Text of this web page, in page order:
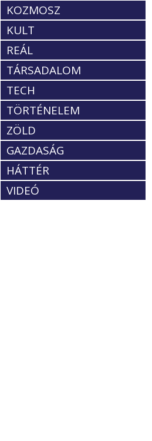
KOZMOSZ
KULT
REÁL
TÁRSADALOM
TECH
TÖRTÉNELEM
ZÖLD
GAZDASÁG
HÁTTÉR
VIDEÓ